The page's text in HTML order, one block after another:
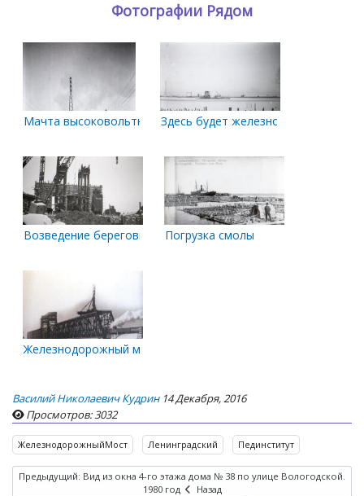
Фотографии Рядом
Мачта высоковольтной линииЗдесь будет железнодорожный
Возведение береговых опор железнодорожного моста
Погрузка смолы
Железнодорожный мост
Василий Николаевич Кудрин 14 Декабря, 2016
Просмотров: 3032
ЖелезнодорожныйМост Ленинградский Пединститут
Предыдущий: Вид из окна 4-го этажа дома № 38 по улице Вологодской.
1980 год
Назад